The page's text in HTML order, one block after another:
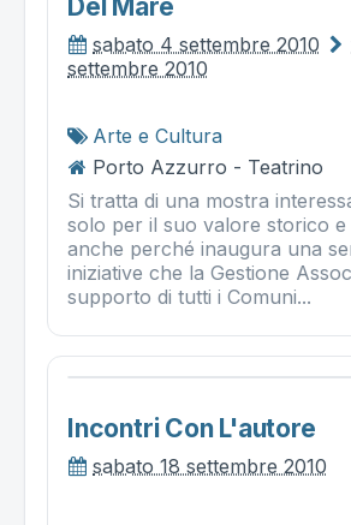
Del Mare
sabato 4 settembre 2010
settembre 2010
Arte e Cultura
Porto Azzurro - Teatrino
Si tratta di una mostra
solo per il suo valore storico
anche perché inaugura una
iniziative che la Gestione
supporto di tutti i Comuni...
Incontri Con L'autore
sabato 18 settembre 2010